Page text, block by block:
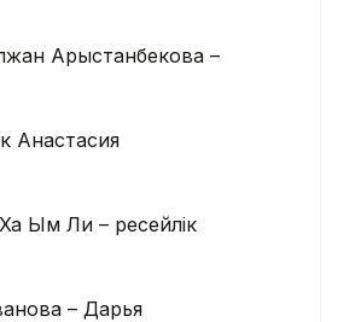
Арыстанбекова –
Анастасия
Ым Ли – ресейлік
– Дарья